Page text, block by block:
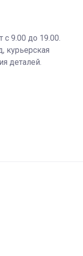
с 9.00 до 19.00.
курьерская
деталей.